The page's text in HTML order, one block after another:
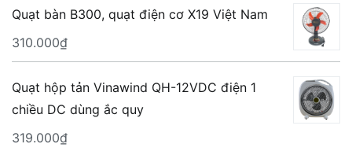
Quạt bàn B300, quạt điện cơ X19 Việt Nam
310.000₫
Quạt hộp tản Vinawind QH-12VDC điện 1
chiều DC dùng ắc quy
319.000₫